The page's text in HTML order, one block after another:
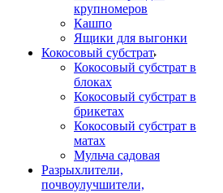
крупномеров
Кашпо
Ящики для выгонки
Кокосовый субстрат
Кокосовый субстрат в
блоках
Кокосовый субстрат в
брикетах
Кокосовый субстрат в
матах
Мульча садовая
Разрыхлители,
почвоулучшители,